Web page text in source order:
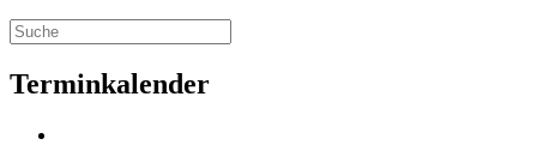
Terminkalender